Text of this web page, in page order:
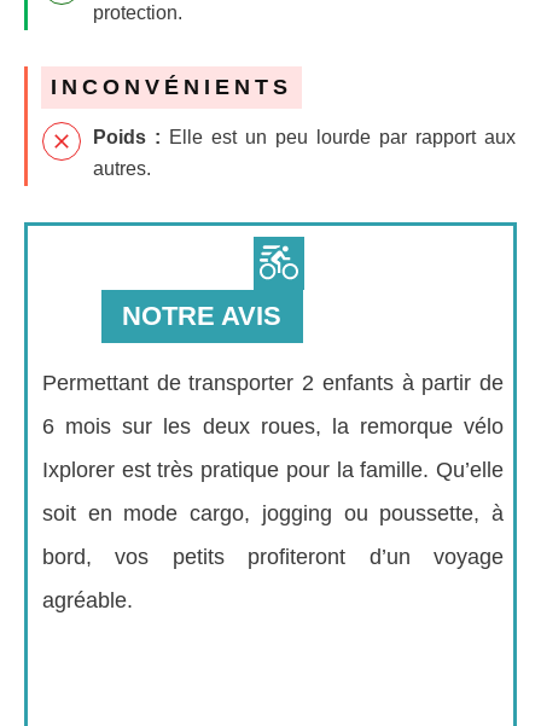
protection.
INCONVÉNIENTS
Poids : Elle est un peu lourde par rapport aux
autres.
NOTRE AVIS
Permettant de transporter 2 enfants à partir de
6 mois sur les deux roues, la remorque vélo
Ixplorer est très pratique pour la famille. Qu’elle
soit en mode cargo, jogging ou poussette, à
bord, vos petits profiteront d’un voyage
agréable.